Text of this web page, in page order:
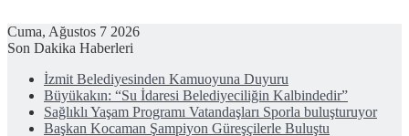
Cuma, Ağustos 7 2026
Son Dakika Haberleri
İzmit Belediyesinden Kamuoyuna Duyuru
Büyükakın: “Su İdaresi Belediyeciliğin Kalbindedir”
Sağlıklı Yaşam Programı Vatandaşları Sporla buluşturuyor
Başkan Kocaman Şampiyon Güreşçilerle Buluştu